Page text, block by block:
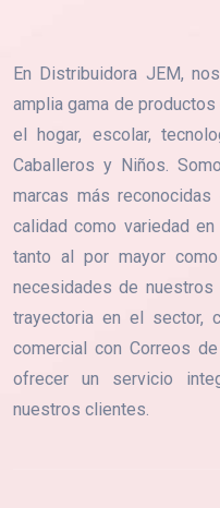
En Distribuidora JEM,
amplia gama de
el hogar, escolar,
Caballeros y Niños.
marcas más
calidad como variedad
tanto al por mayor
necesidades de
trayectoria en el sector,
comercial con Correos
ofrecer un servicio
nuestros clientes.